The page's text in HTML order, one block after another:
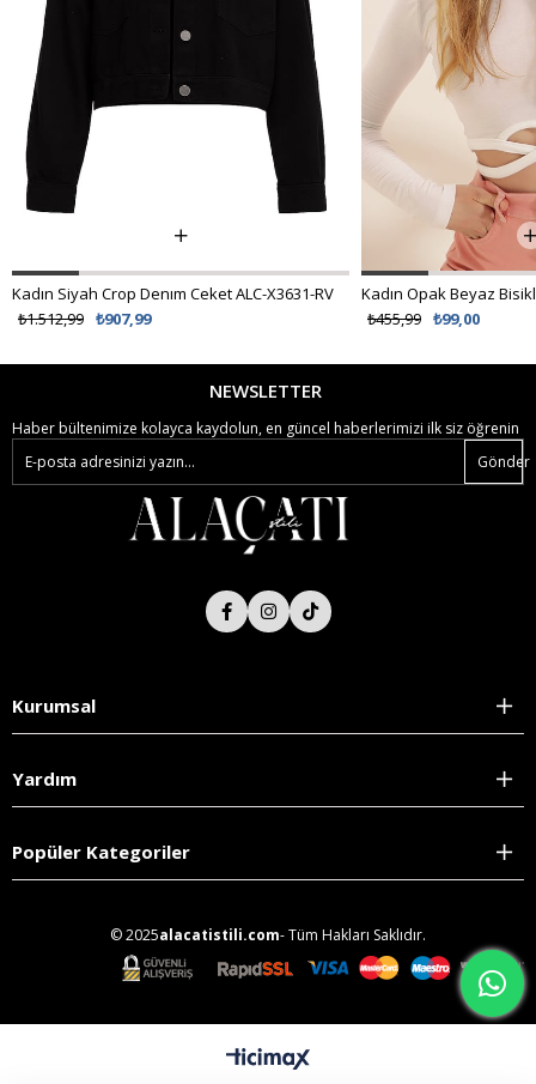
Kadın Siyah Crop Denım Ceket ALC-X3631-RV
₺907,99
₺1.512,99 ₺99,00
₺455,99
NEWSLETTER
Haber bültenimize kolayca kaydolun, en güncel haberlerimizi ilk siz öğrenin
Gönder
Kurumsal
Yardım
Popüler Kategoriler
© 2025alacatistili.com- Tüm Hakları Saklıdır.